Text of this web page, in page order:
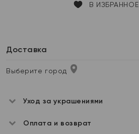
В ИЗБРАННОЕ
Доставка
Выберите город
Уход за украшениями
Оплата и возврат